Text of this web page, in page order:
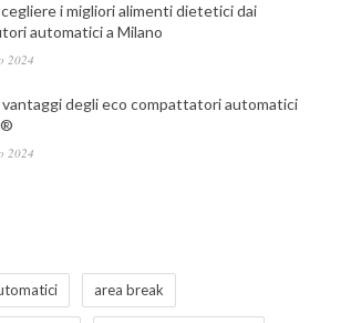
i migliori alimenti dietetici dai
automatici a Milano
2024
vantaggi degli eco compattatori automatici
2024
area break